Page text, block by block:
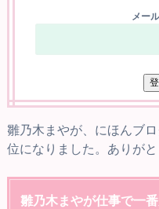
メー
雛乃木まやが、にほんブ
位になりました。ありがと
雛乃木まやが仕事で一